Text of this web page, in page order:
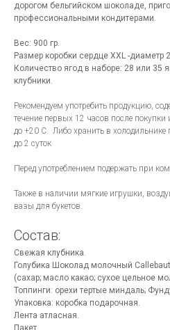
дорогом бельгийском шоколаде,
профессиональными кондитерами.
Вес: 900 гр.
Размер коробки сердце XXL -диаметр
Количество ягод в наборе: 28 или 35
клубники.
Рекомендуем употребить продукцию,
течение первых 12 часов после покупки
до +20 С. Либо хранить в холодильнике
до 2 суток
Перед употреблением подержать при
Также в наличии мягкие игрушки,
вазы для букетов.
Состав:
Свежая клубника.
Голубика Шоколад молочный Callebaut
(сахар; масло какао; сухое цельное
Топпинги: орехи тертые миндаль;
Упаковка: коробка подарочная.
Лента атласная.